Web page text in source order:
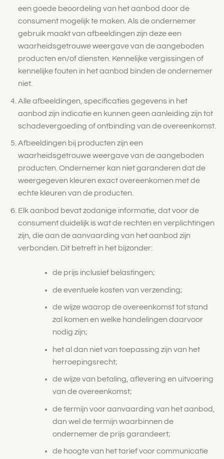
een goede beoordeling van het aanbod door de
consument mogelijk te maken. Als de ondernemer
gebruik maakt van afbeeldingen zijn deze een
waarheidsgetrouwe weergave van de aangeboden
producten en/of diensten. Kennelijke vergissingen of
kennelijke fouten in het aanbod binden de ondernemer
niet.
Alle afbeeldingen, specificaties gegevens in het
aanbod zijn indicatie en kunnen geen aanleiding zijn tot
schadevergoeding of ontbinding van de overeenkomst.
Afbeeldingen bij producten zijn een
waarheidsgetrouwe weergave van de aangeboden
producten. Ondernemer kan niet garanderen dat de
weergegeven kleuren exact overeenkomen met de
echte kleuren van de producten.
Elk aanbod bevat zodanige informatie, dat voor de
consument duidelijk is wat de rechten en verplichtingen
zijn, die aan de aanvaarding van het aanbod zijn
verbonden. Dit betreft in het bijzonder:
de prijs inclusief belastingen;
de eventuele kosten van verzending;
de wijze waarop de overeenkomst tot stand
zal komen en welke handelingen daarvoor
nodig zijn;
het al dan niet van toepassing zijn van het
herroepingsrecht;
de wijze van betaling, aflevering en uitvoering
van de overeenkomst;
de termijn voor aanvaarding van het aanbod,
dan wel de termijn waarbinnen de
ondernemer de prijs garandeert;
de hoogte van het tarief voor communicatie